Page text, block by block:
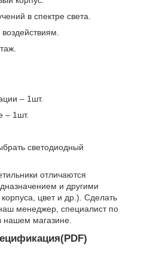
в спектре света.
– 1шт.
– 1шт.
светодиодный
отличаются
и другими
цвет и др.). Сделать
менеджер, специалист по
нашем магазине.